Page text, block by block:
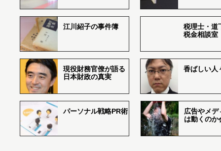
江川紹子の事件簿
税理士・道
税金相談室
現役財務官僚が語る
日本財政の真実
香ばしい
パーソナル戦略PR術
広告やメデ
は動くのか